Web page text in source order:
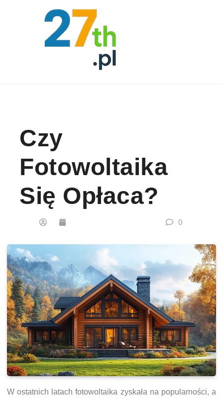
Czy
Fotowoltaika
Się Opłaca?
0
W ostatnich latach fotowoltaika zyskała na popularności, a